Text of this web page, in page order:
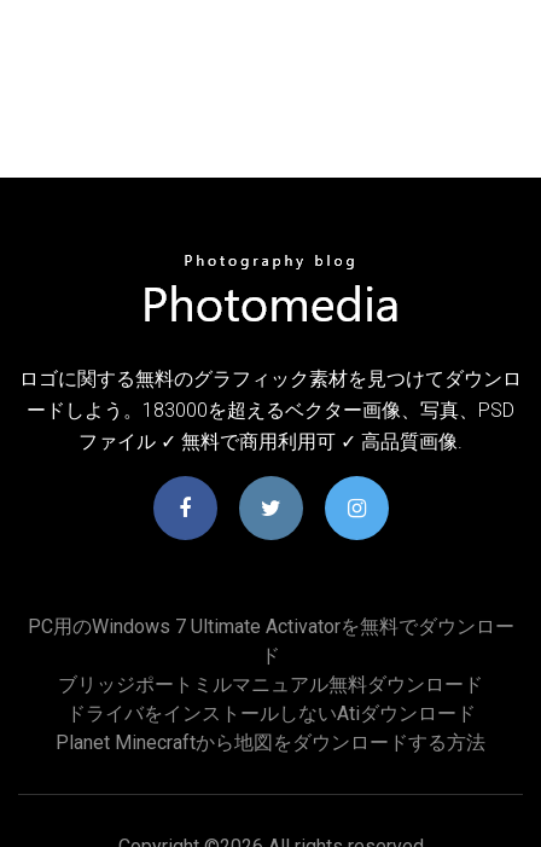
ロゴに関する無料のグラフィック素材を見つけてダウンロ
ードしよう。183000を超えるベクター画像、写真、PSD
ファイル ✓ 無料で商用利用可 ✓ 高品質画像.
PC用のWindows 7 Ultimate Activatorを無料でダウンロー
ド
ブリッジポートミルマニュアル無料ダウンロード
ドライバをインストールしないatiダウンロード
Planet Minecraftから地図をダウンロードする方法